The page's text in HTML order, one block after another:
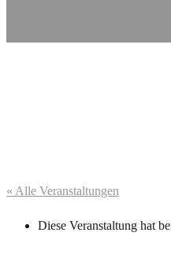
« Alle Veranstaltungen
Diese Veranstaltung hat